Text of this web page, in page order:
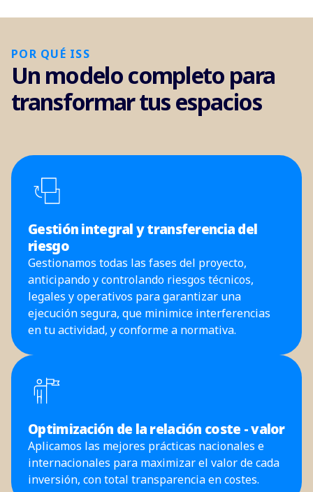
POR QUÉ ISS
Un modelo completo para
transformar tus espacios
Gestión integral y transferencia del
riesgo
Gestionamos todas las fases del proyecto,
anticipando y controlando riesgos técnicos,
legales y operativos para garantizar una
ejecución segura, que minimice interferencias
en tu actividad, y conforme a normativa.
Optimización de la relación coste - valor
Aplicamos las mejores prácticas nacionales e
internacionales para maximizar el valor de cada
inversión, con total transparencia en costes.